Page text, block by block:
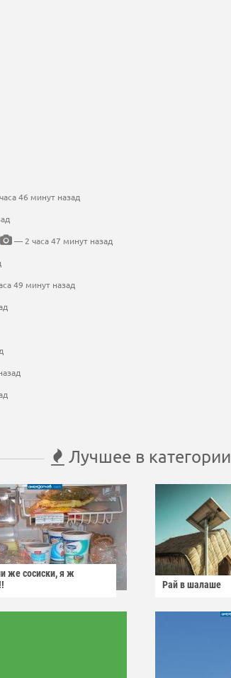
46 минут назад
— 2 часа 47 минут назад
49 минут назад
Лучшее в категории
же сосиски, я ж
Рай в шалаше